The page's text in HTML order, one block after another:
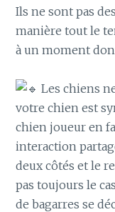
Ils ne sont pas
manière tout le
à un moment
Les chiens
votre chien est
chien joueur en
interaction
deux côtés et le
pas toujours le
de bagarres se